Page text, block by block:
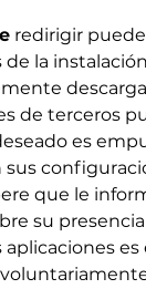
redirigir
la
de terceros
es
que le
su
es